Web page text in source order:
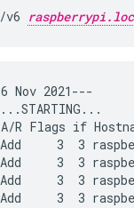
v6
Nov 2021---
A/R Flags if
3  3
3  3
3  3
3  3